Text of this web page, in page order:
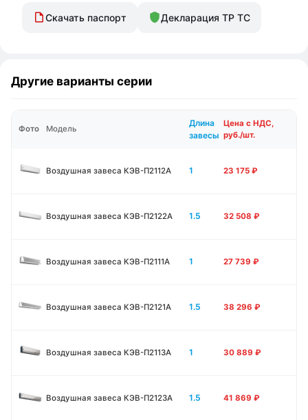
Скачать паспорт Декларация ТР ТС
Другие варианты серии
Фото Модель
Длина
завесы
Цена с НДС,
руб./шт.
Воздушная завеса КЭВ-П2112А 1 23 175 ₽
Воздушная завеса КЭВ-П2122А 1.5 32 508 ₽
Воздушная завеса КЭВ-П2111A 1 27 739 ₽
Воздушная завеса КЭВ-П2121A 1.5 38 296 ₽
Воздушная завеса КЭВ-П2113A 1 30 889 ₽
Воздушная завеса КЭВ-П2123A 1.5 41 869 ₽